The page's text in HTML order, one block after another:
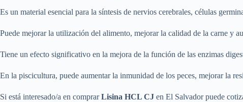
Es un material esencial para la síntesis de nervios cerebrales, células
Puede mejorar la utilización del alimento, mejorar la calidad de la carne y
Tiene un efecto significativo en la mejora de la función de las enzimas
En la piscicultura, puede aumentar la inmunidad de los peces, mejorar la
Si está interesado/a en comprarLisina HCL CJ en El Salvador puede